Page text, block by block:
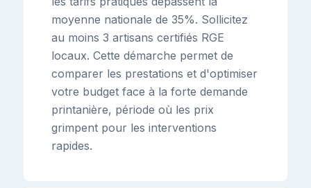
moyenne nationale de 35%. Sollicitez
au moins 3 artisans certifiés RGE
locaux. Cette démarche permet de
comparer les prestations et d'optimiser
votre budget face à la forte demande
printanière, période où les prix
grimpent pour les interventions
rapides.